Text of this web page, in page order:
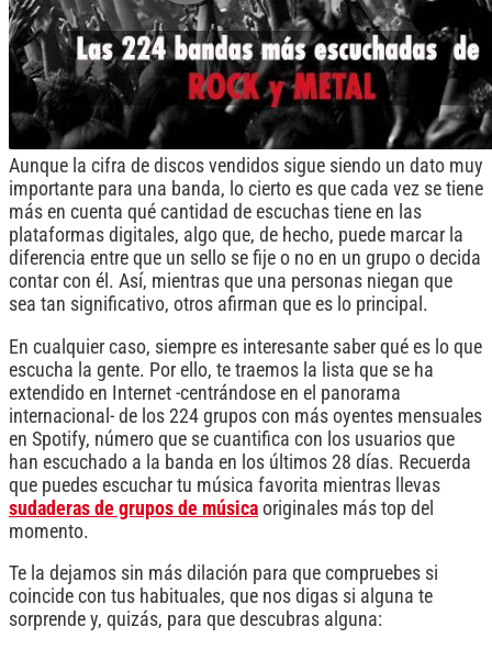
Aunque la cifra de discos vendidos sigue siendo un dato muy
importante para una banda, lo cierto es que cada vez se tiene
más en cuenta qué cantidad de escuchas tiene en las
plataformas digitales, algo que, de hecho, puede marcar la
diferencia entre que un sello se fije o no en un grupo o decida
contar con él. Así, mientras que una personas niegan que
sea tan significativo, otros afirman que es lo principal.
En cualquier caso, siempre es interesante saber qué es lo que
escucha la gente. Por ello, te traemos la lista que se ha
extendido en Internet -centrándose en el panorama
internacional- de los 224 grupos con más oyentes mensuales
en Spotify, número que se cuantifica con los usuarios que
han escuchado a la banda en los últimos 28 días. Recuerda
que puedes escuchar tu música favorita mientras llevas
sudaderas de grupos de música originales más top del
momento.
Te la dejamos sin más dilación para que compruebes si
coincide con tus habituales, que nos digas si alguna te
sorprende y, quizás, para que descubras alguna: